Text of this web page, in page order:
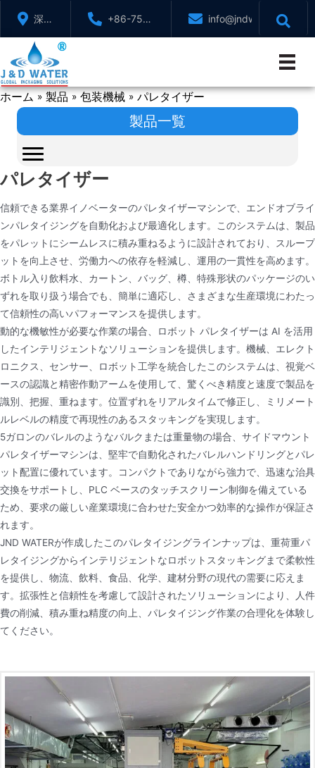
ツ
へ
深セ
ン、
広東
省、
中国
+86-755-
88321071
info@jndwater.com
ホーム » 製品 » 包装機械 » パレタイザー
製品一覧
パレタイザー
信頼できる業界イノベーターのパレタイザーマシンで、エンドオブライ
ンパレタイジングを自動化および最適化します。このシステムは、製品
をパレットにシームレスに積み重ねるように設計されており、スループ
ットを向上させ、労働力への依存を軽減し、運用の一貫性を高めます。
ボトル入り飲料水、カートン、バッグ、樽、特殊形状のパッケージのい
ずれを取り扱う場合でも、簡単に適応し、さまざまな生産環境にわたっ
て信頼性の高いパフォーマンスを提供します。
動的な機敏性が必要な作業の場合、ロボット パレタイザーは AI を活用
したインテリジェントなソリューションを提供します。機械、エレクト
ロニクス、センサー、ロボット工学を統合したこのシステムは、視覚ベ
ースの認識と精密作動アームを使用して、驚くべき精度と速度で製品を
識別、把握、重ねます。位置ずれをリアルタイムで修正し、ミリメート
ルレベルの精度で再現性のあるスタッキングを実現します。
5ガロンのバレルのようなバルクまたは重量物の場合、サイドマウント
パレタイザーマシンは、堅牢で自動化されたバレルハンドリングとパレ
ット配置に優れています。コンパクトでありながら強力で、迅速な治具
交換をサポートし、PLC ベースのタッチスクリーン制御を備えている
ため、要求の厳しい産業環境に合わせた安全かつ効率的な操作が保証さ
れます。
JND WATERが作成したこのパレタイジングラインナップは、重荷重パ
レタイジングからインテリジェントなロボットスタッキングまで柔軟性
を提供し、物流、飲料、食品、化学、建材分野の現代の需要に応えま
す。拡張性と信頼性を考慮して設計されたソリューションにより、人件
費の削減、積み重ね精度の向上、パレタイジング作業の合理化を体験し
てください。